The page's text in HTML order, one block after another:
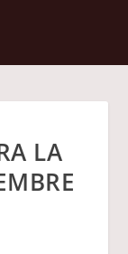
LA